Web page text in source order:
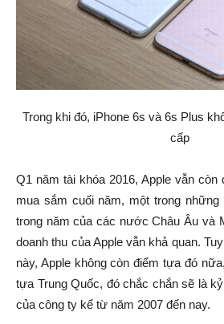
Trong khi đó, iPhone 6s và 6s Plus
cấp
Q1 năm tài khóa 2016, Apple vẫn
mua sắm cuối năm, một trong
trong năm của các nước Châu Âu và
doanh thu của Apple vẫn khả quan.
này, Apple không còn điểm tựa đó
tựa Trung Quốc, đó chắc chắn sẽ là
của công ty kể từ năm 2007 đến nay.